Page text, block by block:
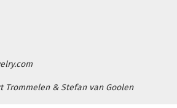
Trommelen & Stefan van Goolen